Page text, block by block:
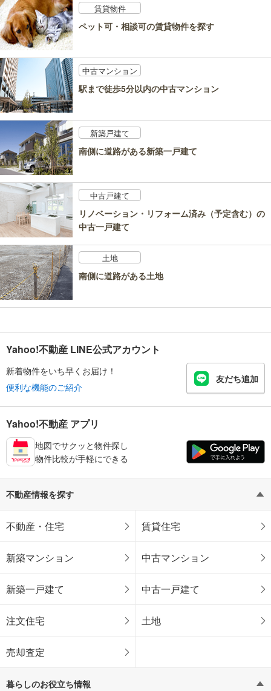
賃貸物件
ペット可・相談可の賃貸物件を探す
中古マンション
駅まで徒歩5分以内の中古マンション
新築戸建て
南側に道路がある新築一戸建て
中古戸建て
リノベーション・リフォーム済み（予定含む）の
中古一戸建て
土地
南側に道路がある土地
Yahoo!不動産 LINE公式アカウント
新着物件をいち早くお届け！
便利な機能のご紹介
友だち追加
Yahoo!不動産 アプリ
地図でサクッと物件探し
物件比較が手軽にできる
不動産情報を探す
不動産・住宅 賃貸住宅
新築マンション 中古マンション
新築一戸建て 中古一戸建て
注文住宅 土地
売却査定
暮らしのお役立ち情報